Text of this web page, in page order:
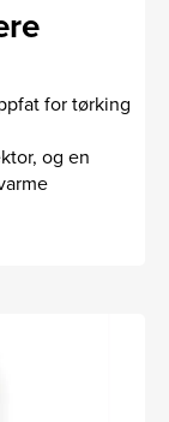
for tørking
og en